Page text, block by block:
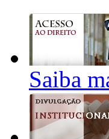
Saiba